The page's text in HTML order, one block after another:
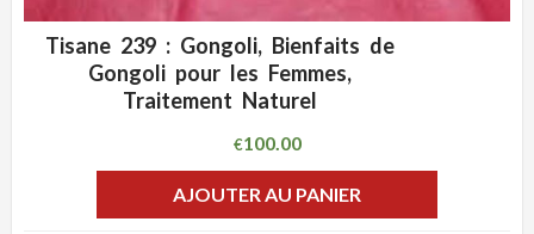
ADD WISHLIST
Tisane 239 : Gongoli, Bienfaits de
Gongoli pour les Femmes,
Traitement Naturel
€100.00
AJOUTER AU PANIER